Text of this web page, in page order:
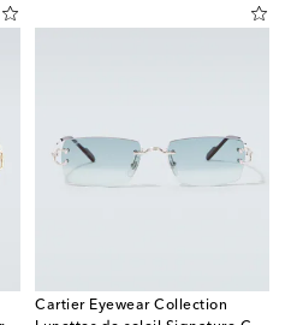
Cartier Eyewear Collection